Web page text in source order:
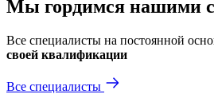
Мы гордимся нашими
Все специалисты на постоянной
своей квалификации
Все специалисты